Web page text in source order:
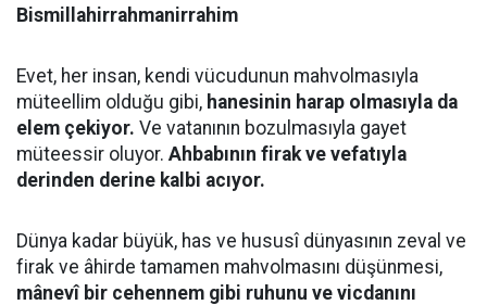
Bismillahirrahmanirrahim
Evet, her insan, kendi vücudunun mahvolmasıyla
müteellim olduğu gibi, hanesinin harap olmasıyla da
elem çekiyor. Ve vatanının bozulmasıyla gayet
müteessir oluyor. Ahbabının firak ve vefatıyla
derinden derine kalbi acıyor.
Dünya kadar büyük, has ve hususî dünyasının zeval ve
firak ve âhirde tamamen mahvolmasını düşünmesi,
mânevî bir cehennem gibi ruhunu ve vicdanını